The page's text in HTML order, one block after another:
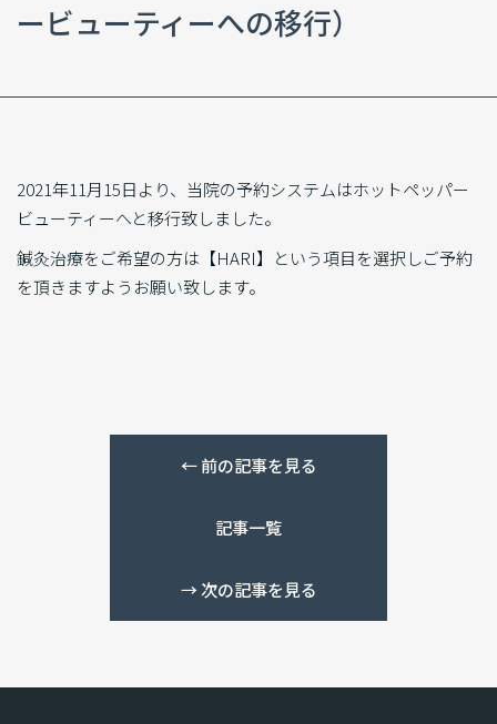
ービューティーへの移行）
2021年11月15日より、当院の予約システムはホットペッパー
ビューティーへと移行致しました。
鍼灸治療をご希望の方は【HARI】という項目を選択しご予約
を頂きますようお願い致します。
← 前の記事を見る
記事一覧
→次の記事を見る